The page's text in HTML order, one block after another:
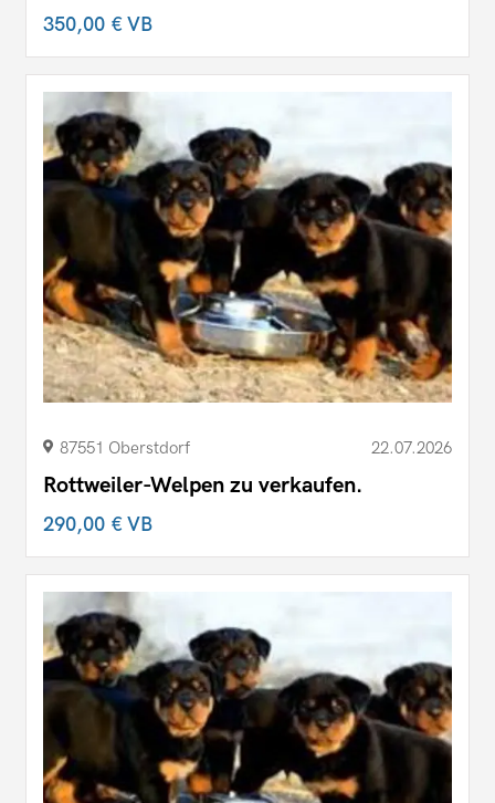
350,00 €VB
87551 Oberstdorf 22.07.2026
Rottweiler-Welpen zu verkaufen.
290,00 €VB